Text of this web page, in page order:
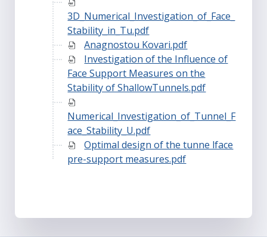
3D_Numerical_Investigation_of_Face_
Stability_in_Tu.pdf
Anagnostou Kovari.pdf
Investigation of the Influence of
Face Support Measures on the
Stability of ShallowTunnels.pdf
Numerical_Investigation_of_Tunnel_F
ace_Stability_U.pdf
Optimal design of the tunne lface
pre-support measures.pdf